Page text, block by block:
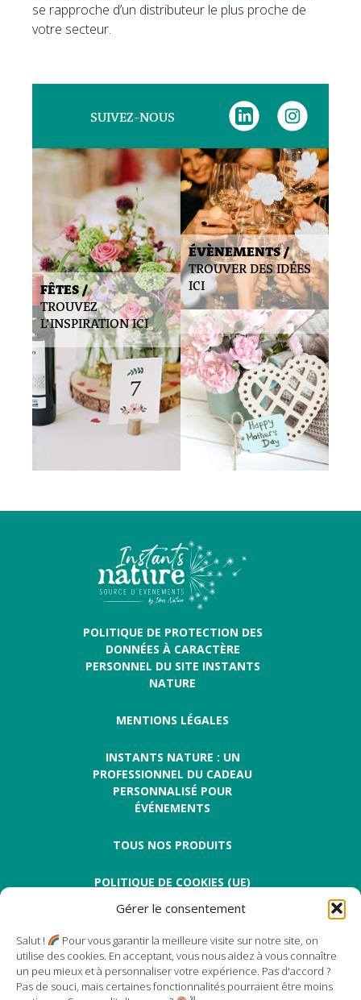
Gérer le consentement
Salut !
Pour vous garantir la meilleure visite sur notre site, on
utilise des cookies. En acceptant, vous nous aidez à vous connaître
un peu mieux et à personnaliser votre expérience. Pas d'accord ?
Pas de souci, mais certaines fonctionnalités pourraient être moins
SUIVEZ-NOUS
ÉVÈNEMENTS /
TROUVER DES IDÉES
ICI
FÊTES /
TROUVEZ
L’INSPIRATION ICI
se rapproche d’un distributeur le plus proche de
votre secteur.
POLITIQUE DE PROTECTION DES
DONNÉES À CARACTÈRE
PERSONNEL DU SITE INSTANTS
NATURE
MENTIONS LÉGALES
INSTANTS NATURE : UN
PROFESSIONNEL DU CADEAU
PERSONNALISÉ POUR
ÉVÉNEMENTS
TOUS NOS PRODUITS
POLITIQUE DE COOKIES (UE)
Instants Nature